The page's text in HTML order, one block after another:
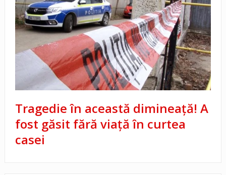
Tragedie în această dimineață! A
fost găsit fără viață în curtea
casei